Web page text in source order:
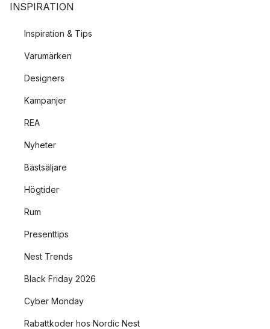
INSPIRATION
Inspiration & Tips
Varumärken
Designers
Kampanjer
REA
Nyheter
Bästsäljare
Högtider
Rum
Presenttips
Nest Trends
Black Friday 2026
Cyber Monday
Rabattkoder hos Nordic Nest